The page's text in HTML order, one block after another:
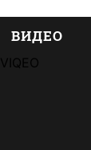
ВИДЕО